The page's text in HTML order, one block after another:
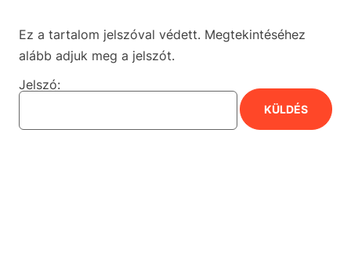
Ez a tartalom jelszóval védett. Megtekintéséhez
alább adjuk meg a jelszót.
Jelszó: